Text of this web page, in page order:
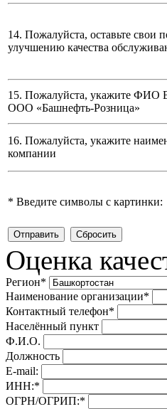
14. Пожалуйста, оставьте свои
улучшению качества
15. Пожалуйста, укажите ФИО
ООО «Башнефть-Розница»
16. Пожалуйста, укажите
компании
* Введите символы с картинки:
Оценка
Регион*
Наименование организации*
Контактный телефон*
Населённый пункт
Ф.И.О.
Должность
E-mail:
ИНН:*
ОГРН/ОГРИП:*